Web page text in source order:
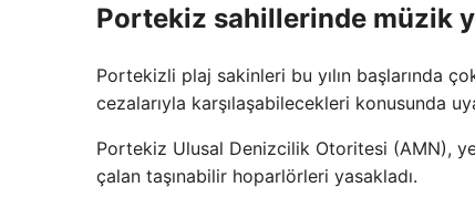
Portekiz sahillerinde müzik
Portekizli plaj sakinleri bu yılın başlarında
cezalarıyla karşılaşabilecekleri konusunda
Portekiz Ulusal Denizcilik Otoritesi (AMN),
çalan taşınabilir hoparlörleri yasakladı.